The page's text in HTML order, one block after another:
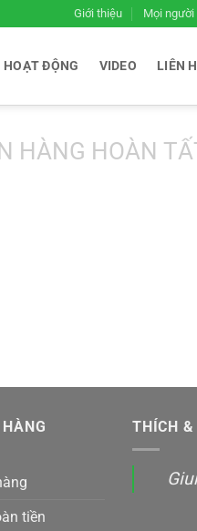
Giới thiệu Mọi người
HOẠT ĐỘNG VIDEO LIÊN
HÀNG HOÀN
tiền
THÍCH &